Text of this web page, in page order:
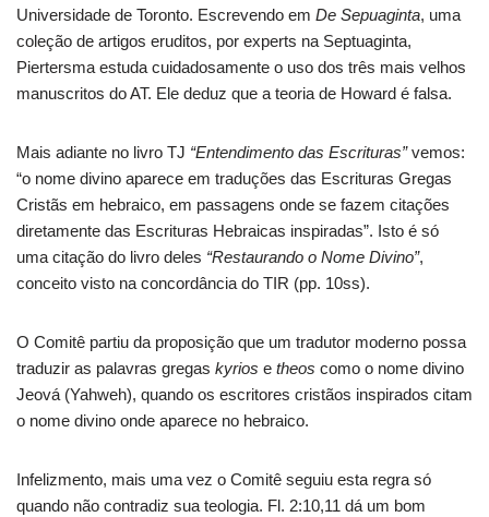
Universidade de Toronto. Escrevendo em De Sepuaginta, uma
coleção de artigos eruditos, por experts na Septuaginta,
Piertersma estuda cuidadosamente o uso dos três mais velhos
manuscritos do AT. Ele deduz que a teoria de Howard é falsa.
Mais adiante no livro TJ “Entendimento das Escrituras”vemos:
“o nome divino aparece em traduções das Escrituras Gregas
Cristãs em hebraico, em passagens onde se fazem citações
diretamente das Escrituras Hebraicas inspiradas”. Isto é só
uma citação do livro deles “Restaurando o Nome Divino”,
conceito visto na concordância do TIR (pp. 10ss).
O Comitê partiu da proposição que um tradutor moderno possa
traduzir as palavras gregas kyrios e theos como o nome divino
Jeová (Yahweh), quando os escritores cristãos inspirados citam
o nome divino onde aparece no hebraico.
Infelizmento, mais uma vez o Comitê seguiu esta regra só
quando não contradiz sua teologia. Fl. 2:10,11 dá um bom